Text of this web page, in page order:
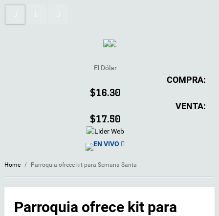
El Dólar
COMPRA:
$16.30
VENTA:
$17.50
EN VIVO
Home / Parroquia ofrece kit para Semana Santa
Parroquia ofrece kit para